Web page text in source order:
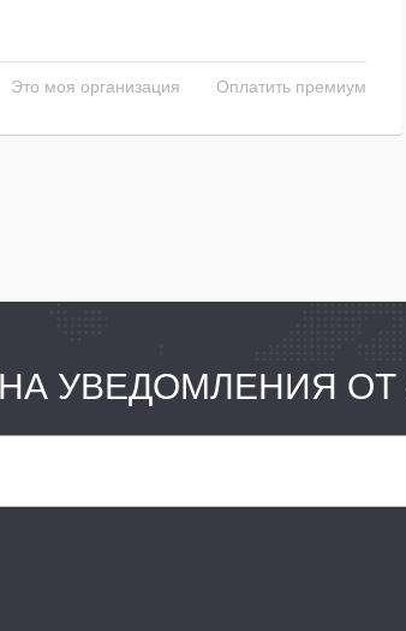
Это моя организация Оплатить премиум
УВЕДОМЛЕНИЯ ОТ